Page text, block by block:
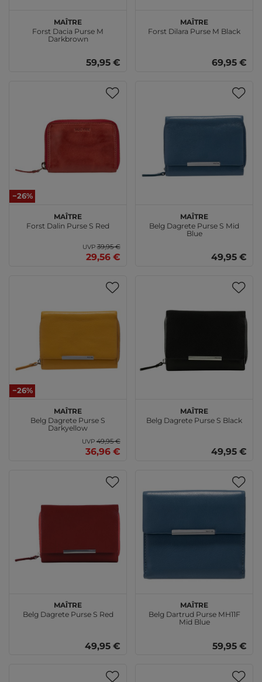
Maître
Forst Dacia Purse M
Darkbrown
59,95 €
Maître
Forst Dilara Purse M Black
69,95 €
−26%
Maître
Forst Dalin Purse S Red
UVP39,95 €
29,56 €
Maître
Belg Dagrete Purse S Mid
Blue
49,95 €
−26%
Maître
Belg Dagrete Purse S
Darkyellow
UVP49,95 €
36,96 €
Maître
Belg Dagrete Purse S Black
49,95 €
Maître
Belg Dagrete Purse S Red
49,95 €
Maître
Belg Dartrud Purse MH11F
Mid Blue
59,95 €